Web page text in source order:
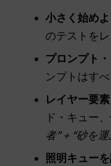
小さく始めよ
のテストを
プロンプト
ンプトはす
レイヤー要素
ド・キュー
者”＋“砂を
照明キューを